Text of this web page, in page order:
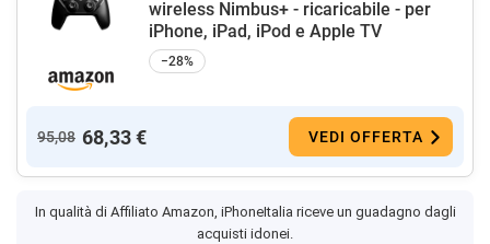
wireless Nimbus+ - ricaricabile - per
iPhone, iPad, iPod e Apple TV
−28%
95,08 68,33 € VEDI OFFERTA
In qualità di Affiliato Amazon, iPhoneItalia riceve un guadagno dagli
acquisti idonei.